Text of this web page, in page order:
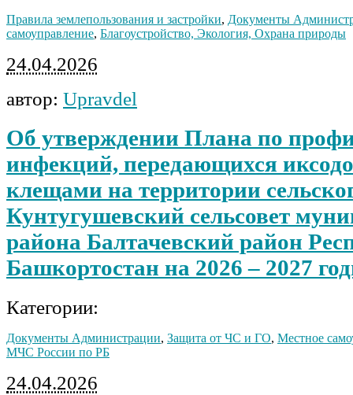
Правила землепользования и застройки, Документы
самоуправление, Благоустройство, Экология, Охрана природы
24.04.2026
автор: Upravdel
Об утверждении Плана по
инфекций, передающихся
клещами на территории
Кунтугушевский сельсовет
района Балтачевский район
Башкортостан на 2026 – 2027
Категории:
Документы Администрации, Защита от ЧС и ГО, Местное
МЧС России по РБ
24.04.2026